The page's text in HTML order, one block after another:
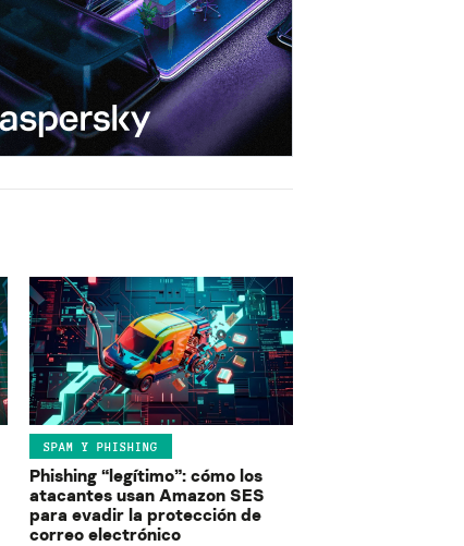
SPAM Y PHISHING
Phishing “legítimo”: cómo los
atacantes usan Amazon SES
para evadir la protección de
correo electrónico